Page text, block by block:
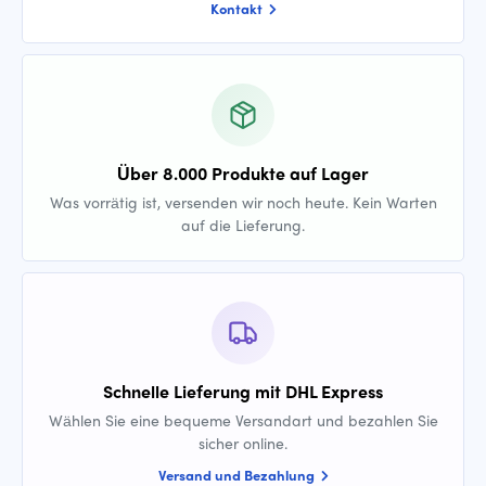
Kontakt
Über 8.000 Produkte auf Lager
Was vorrätig ist, versenden wir noch heute. Kein Warten
auf die Lieferung.
Schnelle Lieferung mit DHL Express
Wählen Sie eine bequeme Versandart und bezahlen Sie
sicher online.
Versand und Bezahlung